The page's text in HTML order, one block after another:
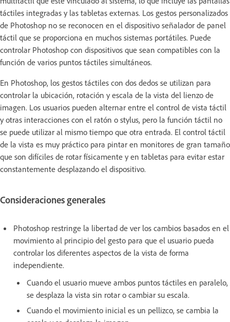
táctiles integradas y las tabletas externas. Los gestos personalizados
de Photoshop no se reconocen en el dispositivo señalador de panel
táctil que se proporciona en muchos sistemas portátiles. Puede
controlar Photoshop con dispositivos que sean compatibles con la
función de varios puntos táctiles simultáneos.
En Photoshop, los gestos táctiles con dos dedos se utilizan para
controlar la ubicación, rotación y escala de la vista del lienzo de
imagen. Los usuarios pueden alternar entre el control de vista táctil
y otras interacciones con el ratón o stylus, pero la función táctil no
se puede utilizar al mismo tiempo que otra entrada. El control táctil
de la vista es muy práctico para pintar en monitores de gran tamaño
que son difíciles de rotar físicamente y en tabletas para evitar estar
constantemente desplazando el dispositivo.
Consideraciones generales
Photoshop restringe la libertad de ver los cambios basados en el
movimiento al principio del gesto para que el usuario pueda
controlar los diferentes aspectos de la vista de forma
independiente.
Cuando el usuario mueve ambos puntos táctiles en paralelo,
se desplaza la vista sin rotar o cambiar su escala.
Cuando el movimiento inicial es un pellizco, se cambia la